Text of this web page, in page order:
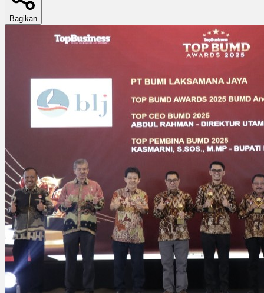
Bagikan